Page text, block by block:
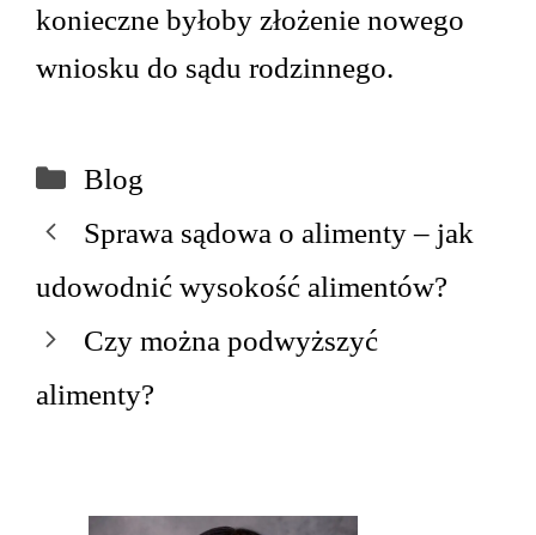
konieczne byłoby złożenie nowego
wniosku do sądu rodzinnego.
Kategorie
Blog
Nawigacja
wpisu
Sprawa sądowa o alimenty – jak
udowodnić wysokość alimentów?
Czy można podwyższyć
alimenty?